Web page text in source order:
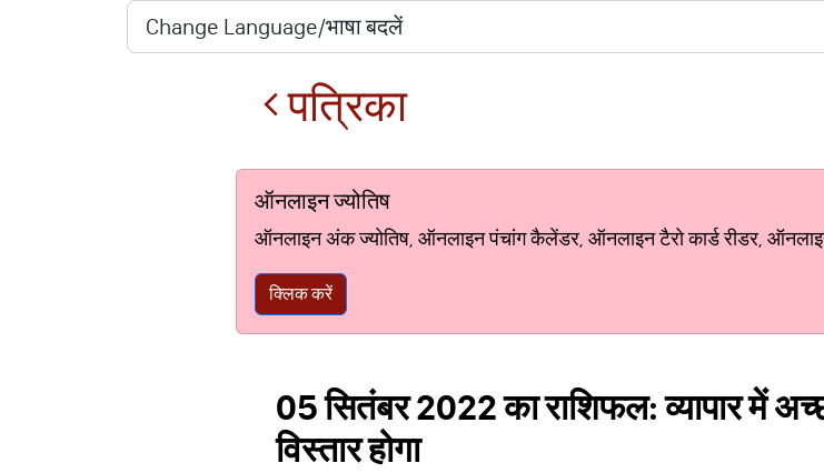
पत्रिका
ऑनलाइन ज्योतिष
ऑनलाइन अंक ज्योतिष, ऑनलाइन पंचांग कैलेंडर, ऑनलाइन टैरो कार्ड रीडर,
क्लिक करें
05 सितंबर 2022 का राशिफल: व्यापार में
विस्तार होगा